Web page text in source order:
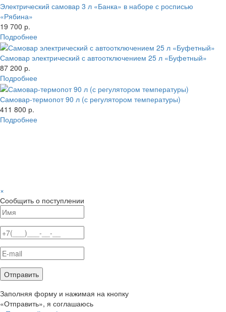
Электрический самовар 3 л «Банка» в наборе с росписью
«Рябина»
19 700 р.
Подробнее
Самовар электрический с автоотключением 25 л «Буфетный»
87 200 р.
Подробнее
Самовар-термопот 90 л (с регулятором температуры)
411 800 р.
Подробнее
×
Сообщить о поступлении
Заполняя форму и нажимая на кнопку
«Отправить», я соглашаюсь